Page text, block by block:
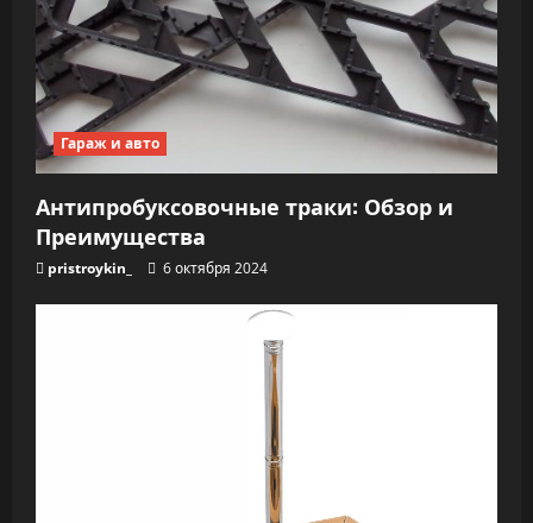
Гараж и авто
Антипробуксовочные траки: Обзор и
Преимущества
pristroykin_ 6 октября 2024